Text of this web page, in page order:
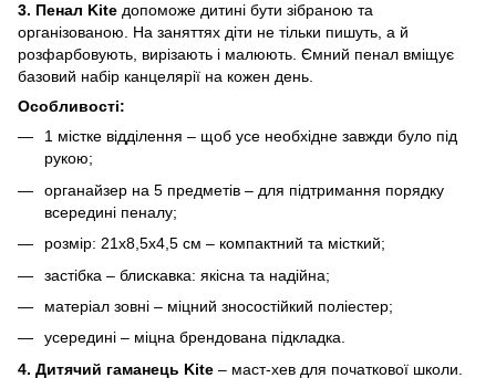
3. Пенал Kite допоможе дитині бути зібраною та
організованою. На заняттях діти не тільки пишуть, а й
розфарбовують, вирізають і малюють. Ємний пенал вміщує
базовий набір канцелярії на кожен день.
Особливості:
1 містке відділення – щоб усе необхідне завжди було під
рукою;
органайзер на 5 предметів – для підтримання порядку
всередині пеналу;
розмір: 21x8,5x4,5 см – компактний та місткий;
застібка – блискавка: якісна та надійна;
матеріал зовні – міцний зносостійкий поліестер;
усередині – міцна брендована підкладка.
4. Дитячий гаманець Kite – маст-хев для початкової школи.